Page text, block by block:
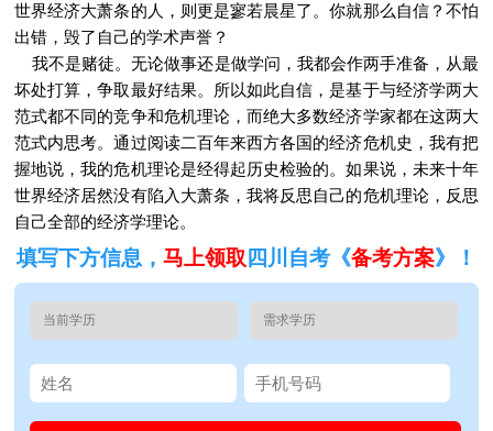
世界经济大萧条的人，则更是寥若晨星了。你就那么自信？不怕
出错，毁了自己的学术声誉？
我不是赌徒。无论做事还是做学问，我都会作两手准备，从最
坏处打算，争取最好结果。所以如此自信，是基于与经济学两大
范式都不同的竞争和危机理论，而绝大多数经济学家都在这两大
范式内思考。通过阅读二百年来西方各国的经济危机史，我有把
握地说，我的危机理论是经得起历史检验的。如果说，未来十年
世界经济居然没有陷入大萧条，我将反思自己的危机理论，反思
自己全部的经济学理论。
填写下方信息， 马上领取 四川自考《备考方案》！